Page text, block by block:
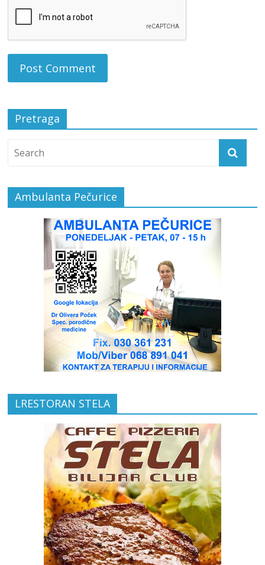
Pretraga
Ambulanta Pečurice
LRESTORAN STELA